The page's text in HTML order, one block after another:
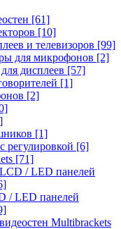
[61]
[10]
и телевизоров [99]
для микрофонов [2]
дисплеев [57]
[1]
[2]
[1]
регулировкой [6]
[71]
/ LED панелей
/ LED панелей
Multibrackets